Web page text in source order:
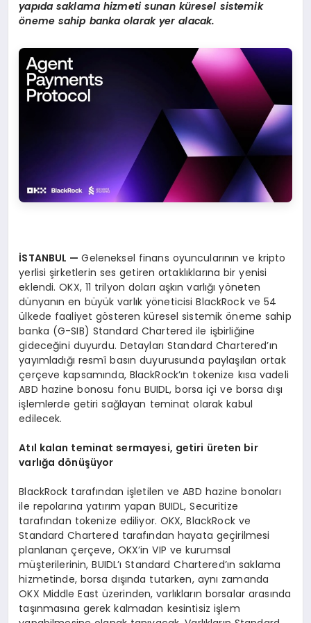
yapıda saklama hizmeti sunan küresel sistemik
öneme sahip banka olarak yer alacak.
İSTANBUL —Geleneksel finans oyuncularının ve kripto
yerlisi şirketlerin ses getiren ortaklıklarına bir yenisi
eklendi. OKX, 11 trilyon doları aşkın varlığı yöneten
dünyanın en büyük varlık yöneticisi BlackRock ve 54
ülkede faaliyet gösteren küresel sistemik öneme sahip
banka (G-SIB) Standard Chartered ile işbirliğine
gideceğini duyurdu. Detayları Standard Chartered’ın
yayımladığı resmî basın duyurusunda paylaşılan ortak
çerçeve kapsamında, BlackRock’ın tokenize kısa vadeli
ABD hazine bonosu fonu BUIDL, borsa içi ve borsa dışı
işlemlerde getiri sağlayan teminat olarak kabul
edilecek.
Atıl kalan teminat sermayesi, getiri üreten bir
varlığa dönüşüyor
BlackRock tarafından işletilen ve ABD hazine bonoları
ile repolarına yatırım yapan BUIDL, Securitize
tarafından tokenize ediliyor. OKX, BlackRock ve
Standard Chartered tarafından hayata geçirilmesi
planlanan çerçeve, OKX’in VIP ve kurumsal
müşterilerinin, BUIDL’ı Standard Chartered’ın saklama
hizmetinde, borsa dışında tutarken, aynı zamanda
OKX Middle East üzerinden, varlıkların borsalar arasında
taşınmasına gerek kalmadan kesintisiz işlem